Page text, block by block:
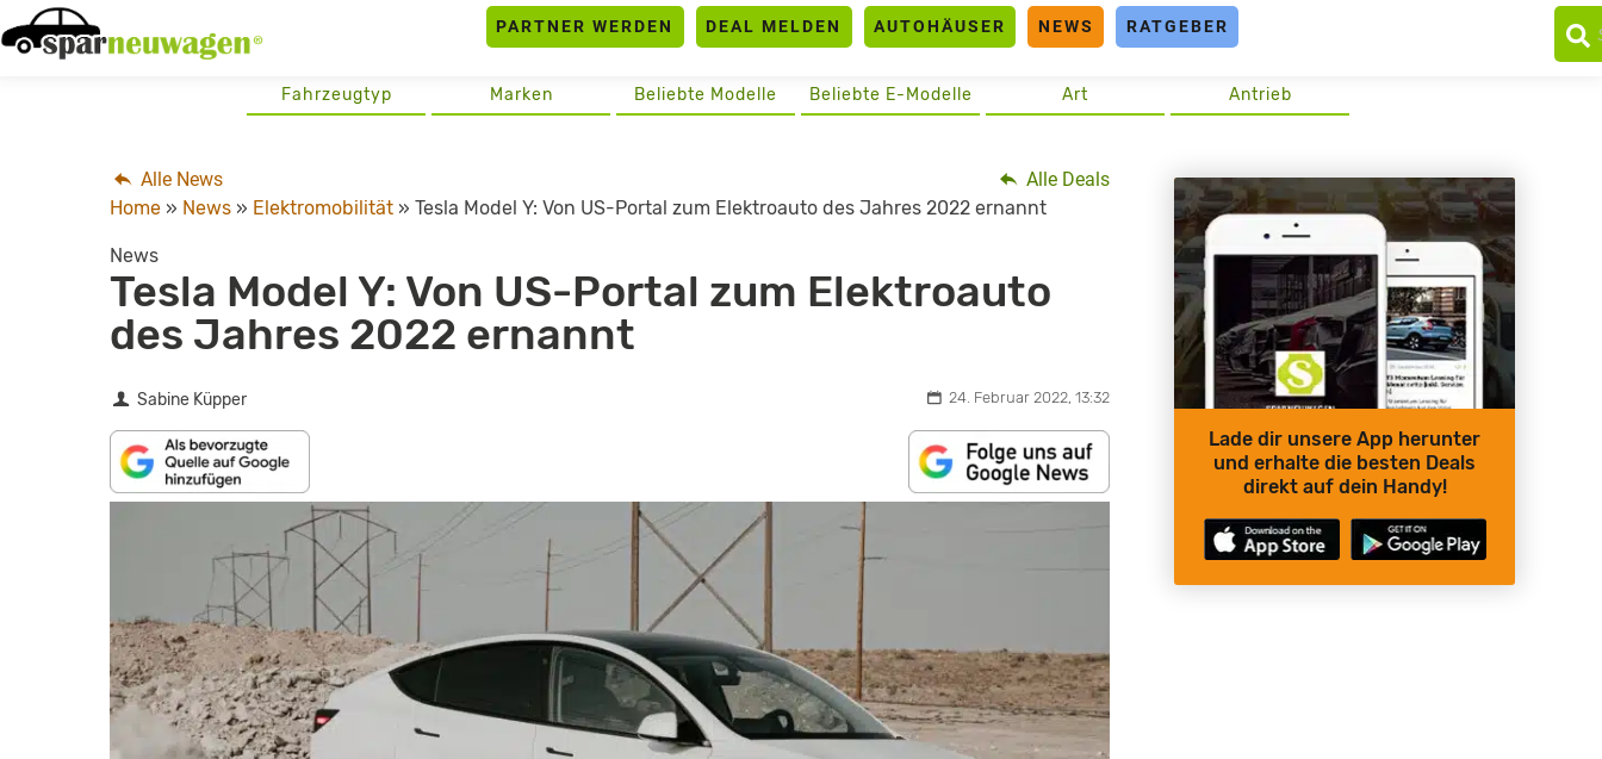
Skip
to
PARTNER WERDEN DEAL MELDEN AUTOHÄUSER NEWS RATGEBER
Antrieb
Art
Beliebte E-Modelle
Beliebte Modelle
Marken
Fahrzeugtyp
Alle Deals
Alle News
Home » News » Elektromobilität » Tesla Model Y: Von US-Portal zum Elektroauto des Jahres 2022 ernannt
News
Tesla Model Y: Von US-Portal zum Elektroauto
des Jahres 2022 ernannt
Sabine Küpper 24. Februar 2022, 13:32
Lade dir unsere App herunter
und erhalte die besten Deals
direkt auf dein Handy!